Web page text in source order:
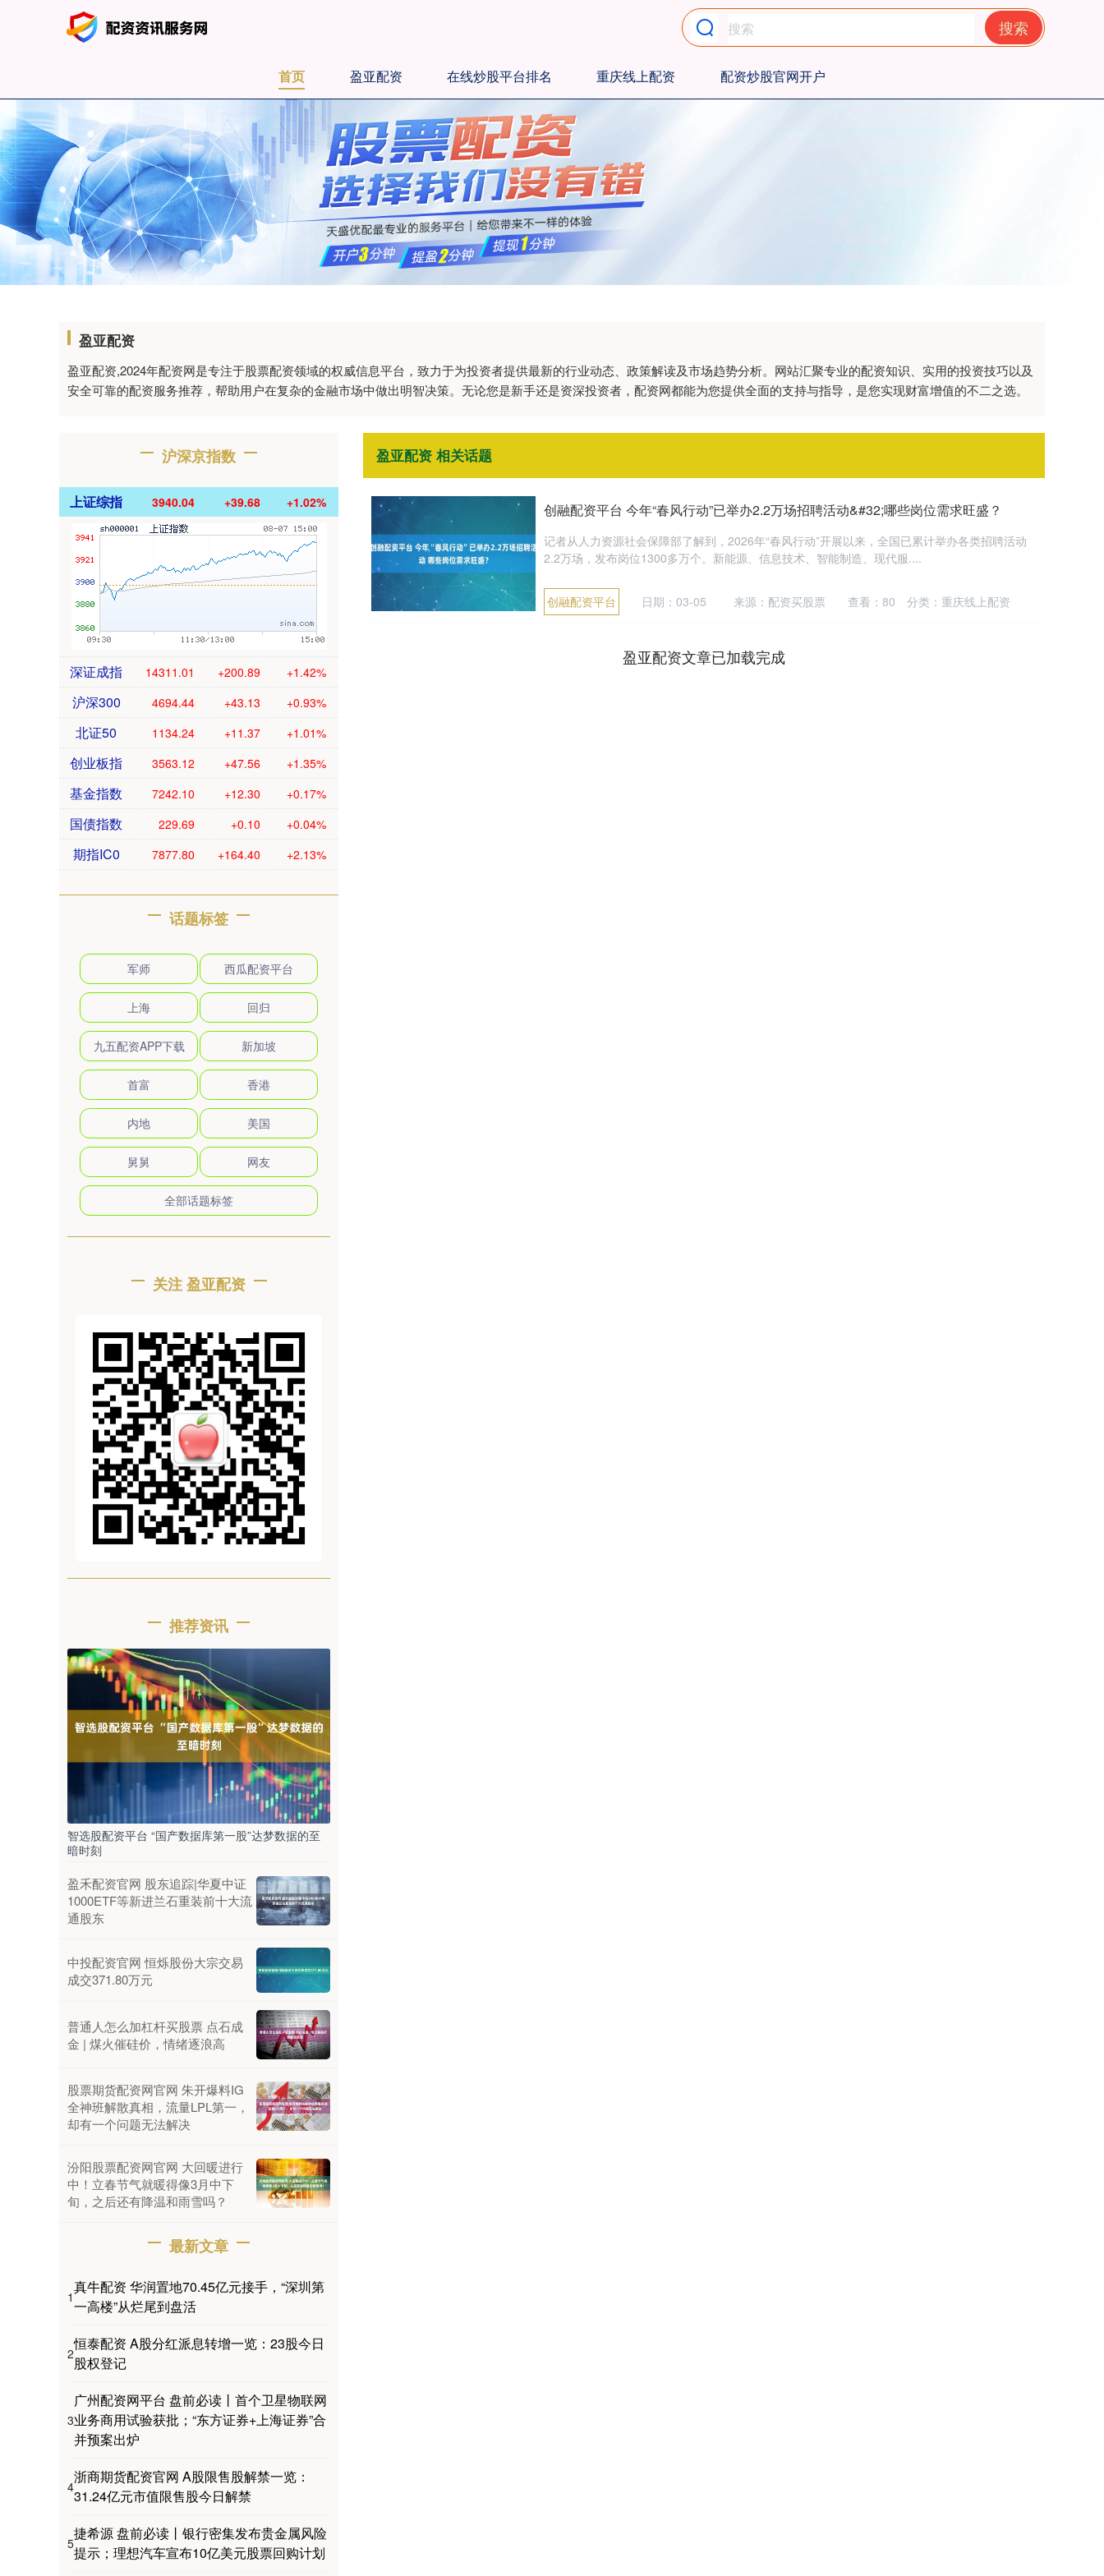
搜索
首页 盈亚配资 在线炒股平台排名 重庆线上配资 配资炒股官网开户
盈亚配资
盈亚配资,2024年配资网是专注于股票配资领域的权威信息平台，致力于为投资者提供最新的行业动态、政策解读及市场趋势分析。网站汇聚专业的配资知识、实用的投资技巧以及
安全可靠的配资服务推荐，帮助用户在复杂的金融市场中做出明智决策。无论您是新手还是资深投资者，配资网都能为您提供全面的支持与指导，是您实现财富增值的不二之选。
盈亚配资 相关话题
创融配资平台 今年“春风行动”已举办2.2万场招聘活动&#32;哪些岗位需求旺盛？
记者从人力资源社会保障部了解到，2026年“春风行动”开展以来，全国已累计举办各类招聘活动
2.2万场，发布岗位1300多万个。新能源、信息技术、智能制造、现代服....
创融配资平台 日期：03-05 来源：配资买股票 查看： 80 分类： 重庆线上配资
盈亚配资文章已加载完成
沪深京指数
上证综指 3940.04 +39.68 +1.02%
深证成指 14311.01 +200.89 +1.42%
沪深300 4694.44 +43.13 +0.93%
北证50 1134.24 +11.37 +1.01%
创业板指 3563.12 +47.56 +1.35%
基金指数 7242.10 +12.30 +0.17%
国债指数 229.69 +0.10 +0.04%
期指IC0 7877.80 +164.40 +2.13%
话题标签
军师 西瓜配资平台
上海 回归
九五配资APP下载 新加坡
首富 香港
内地 美国
舅舅 网友
全部话题标签
关注 盈亚配资
推荐资讯
智选股配资平台 “国产数据库第一股”达梦数据的至
暗时刻
盈禾配资官网 股东追踪|华夏中证
1000ETF等新进兰石重装前十大流
通股东
中投配资官网 恒烁股份大宗交易
成交371.80万元
普通人怎么加杠杆买股票 点石成
金 | 煤火催硅价，情绪逐浪高
股票期货配资网官网 朱开爆料IG
全神班解散真相，流量LPL第一，
却有一个问题无法解决
汾阳股票配资网官网 大回暖进行
中！立春节气就暖得像3月中下
旬，之后还有降温和雨雪吗？
最新文章
1
真牛配资 华润置地70.45亿元接手，“深圳第
一高楼”从烂尾到盘活
2
恒泰配资 A股分红派息转增一览：23股今日
股权登记
3
广州配资网平台 盘前必读丨首个卫星物联网
业务商用试验获批；“东方证券+上海证券”合
并预案出炉
4
浙商期货配资官网 A股限售股解禁一览：
31.24亿元市值限售股今日解禁
5
捷希源 盘前必读丨银行密集发布贵金属风险
提示；理想汽车宣布10亿美元股票回购计划